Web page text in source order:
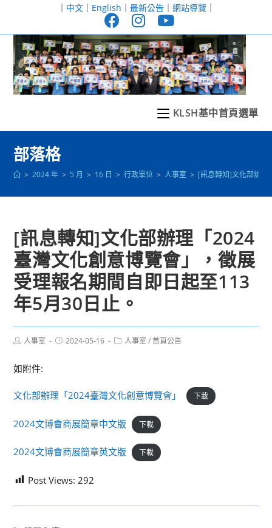
至
｜ 中文｜ English ｜ 最新公告｜ 網站導覽｜
KLSH基中首頁選單
部落格
> 2024 年 > 5 月 > 16 日 > 行政單位 > 人事室 > [訊息轉知]文化部辦理
[訊息轉知]文化部辦理「2024
臺灣文化創意博覽會」，徵展
受理報名期間自即日起至113
年5月30日止。
Post人事室
Post2024-05-16
Post人事室 / 首頁公告
如附件:
文化部辦理「2024臺灣文化創意博覽會」 下載
2024文博會商展簡章中文版 下載
2024文博會商展簡章英文版 下載
Post Views: 292